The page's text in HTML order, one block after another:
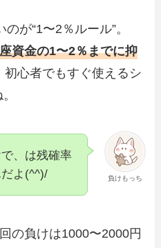
が“1〜2％ルール”。
資金の1〜2％までに抑
初心者でもすぐ使えるシ
負けもっち
、は残確率
よ(^^)/
の負けは1000〜2000円